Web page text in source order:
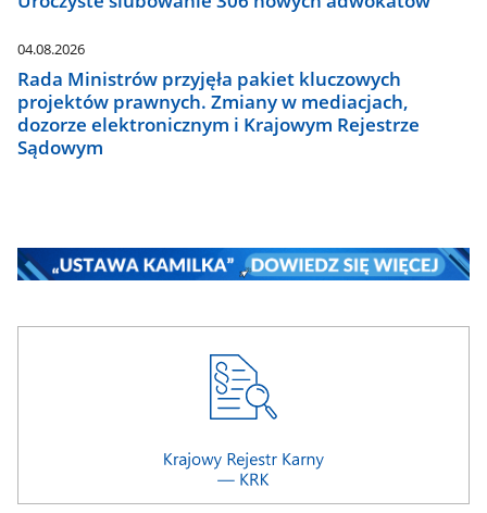
04.08.2026
Rada Ministrów przyjęła pakiet kluczowych
projektów prawnych. Zmiany w mediacjach,
dozorze elektronicznym i Krajowym Rejestrze
Sądowym